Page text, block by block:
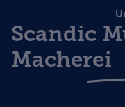
Scandic
Macherei